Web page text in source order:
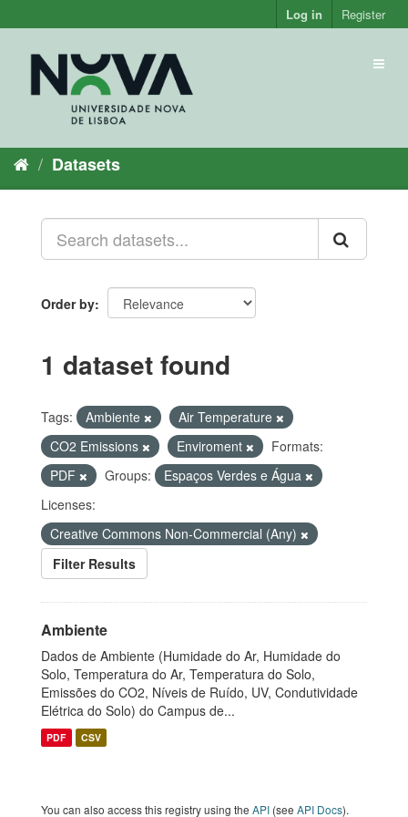
to
Log in Register
Datasets
Order by
1 dataset found
Tags: Ambiente
Air Temperature
CO2 Emissions
Enviroment
Formats:
PDF
Groups:
Espaços Verdes e Água
Licenses:
Creative Commons Non-Commercial (Any)
Filter Results
Ambiente
Dados de Ambiente (Humidade do Ar, Humidade do
Solo, Temperatura do Ar, Temperatura do Solo,
Emissões do CO2, Níveis de Ruído, UV, Condutividade
Elétrica do Solo) do Campus de...
PDF CSV
You can also access this registry using the API (see API Docs).